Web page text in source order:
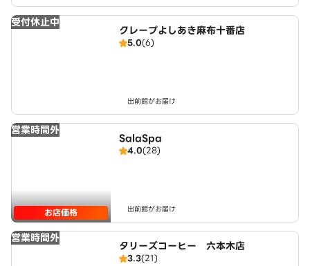
受付休止中
クレープよしあき麻布十番店
5.0(6)
出前館がお届け
営業時間外
お店価格
SalaSpa
4.0(28)
出前館がお届け
営業時間外
タリーズコーヒー 六本木店
3.3(21)